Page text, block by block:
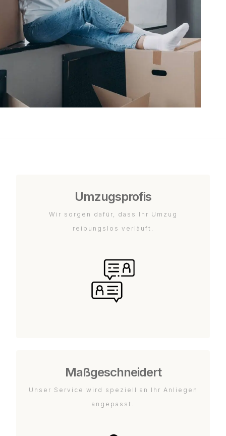
Umzugsprofis
Wir sorgen dafür, dass Ihr Umzug
reibungslos verläuft.
Maßgeschneidert
Unser Service wird speziell an Ihr Anliegen
angepasst.